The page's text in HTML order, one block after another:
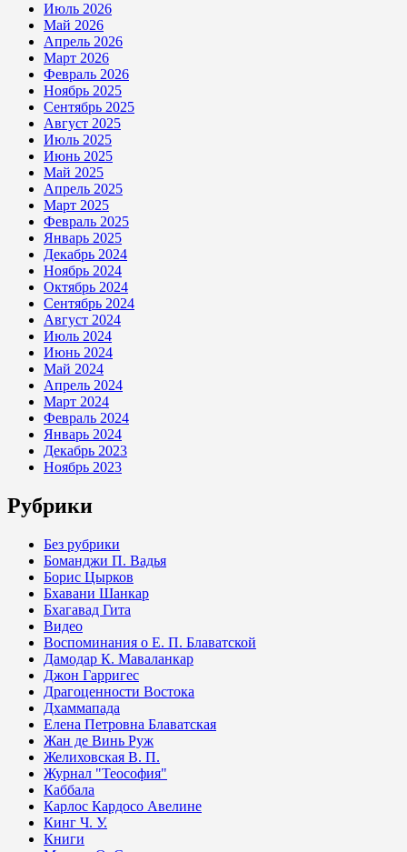
Июль 2026
Май 2026
Апрель 2026
Март 2026
Февраль 2026
Ноябрь 2025
Сентябрь 2025
Август 2025
Июль 2025
Июнь 2025
Май 2025
Апрель 2025
Март 2025
Февраль 2025
Январь 2025
Декабрь 2024
Ноябрь 2024
Октябрь 2024
Сентябрь 2024
Август 2024
Июль 2024
Июнь 2024
Май 2024
Апрель 2024
Март 2024
Февраль 2024
Январь 2024
Декабрь 2023
Ноябрь 2023
Рубрики
Без рубрики
Боманджи П. Вадья
Борис Цырков
Бхавани Шанкар
Бхагавад Гита
Видео
Воспоминания о Е. П. Блаватской
Дамодар К. Маваланкар
Джон Гарригес
Драгоценности Востока
Дхаммапада
Елена Петровна Блаватская
Жан де Винь Руж
Желиховская В. П.
Журнал "Теософия"
Каббала
Карлос Кардосо Авелине
Кинг Ч. У.
Книги